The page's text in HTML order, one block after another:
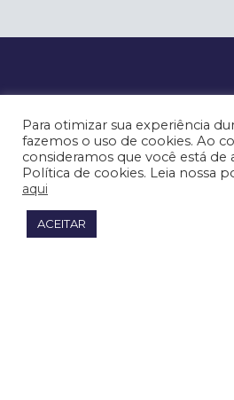
Para otimizar sua experiência
fazemos o uso de cookies. Ao
consideramos que você está de
Política de cookies. Leia nossa
aqui
ACEITAR